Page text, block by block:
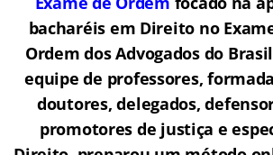
bacharéis em Direito no
Ordem dos Advogados do
equipe de professores,
doutores, delegados,
promotores de justiça e